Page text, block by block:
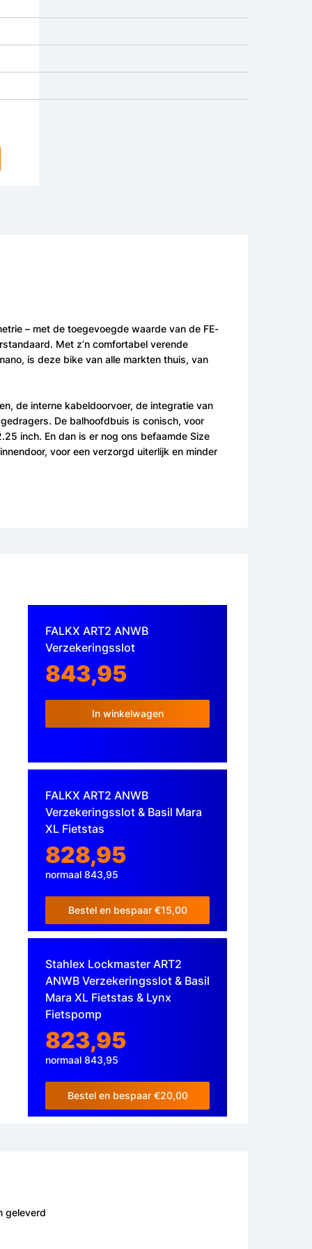
geleverd
FALKX ART2 ANWB
Verzekeringsslot
843,95
In winkelwagen
FALKX ART2 ANWB
Verzekeringsslot & Basil Mara
XL Fietstas
828,95
normaal 843,95
Bestel en bespaar €15,00
Stahlex Lockmaster ART2
ANWB Verzekeringsslot & Basil
Mara XL Fietstas & Lynx
Fietspomp
823,95
normaal 843,95
Bestel en bespaar €20,00
– met de toegevoegde waarde van de FE-
Met z’n comfortabel verende
is deze bike van alle markten thuis, van
de interne kabeldoorvoer, de integratie van
De balhoofdbuis is conisch, voor
inch. En dan is er nog ons befaamde Size
voor een verzorgd uiterlijk en minder